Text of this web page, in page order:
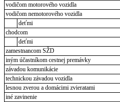
vodičom motorového vozidla
vodičom nemotorového vozidla
deťmi
chodcom
deťmi
zamestnancom SŽD
iným účastníkom cestnej premávky
závadou komunikácie
technickou závadou vozidla
lesnou zverou a domácimi zvieratami
iné zavinenie